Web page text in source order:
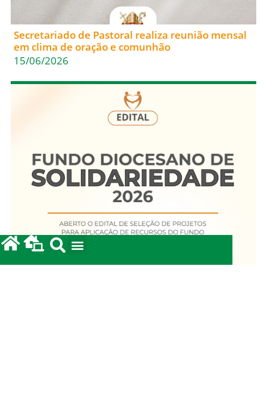
Secretariado de Pastoral realiza reunião mensal
em clima de oração e comunhão
15/06/2026